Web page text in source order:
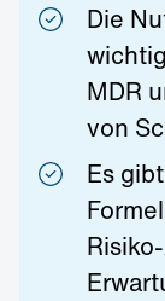
Die
MDR
von
Es